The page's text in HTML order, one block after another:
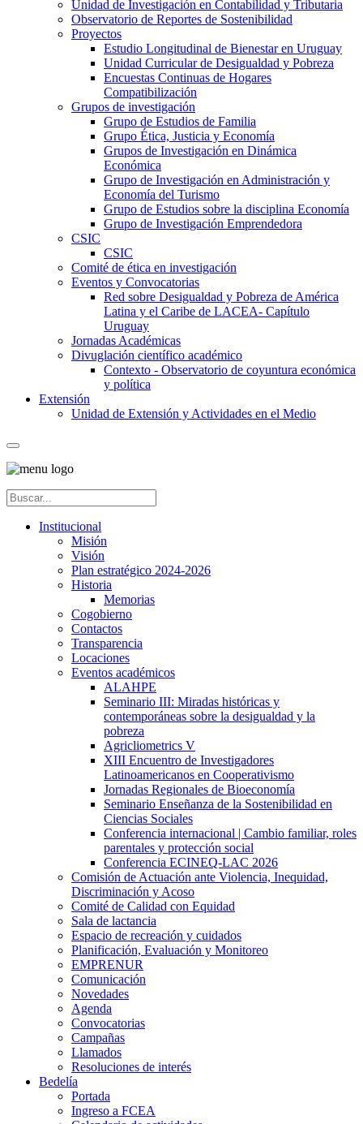
Unidad de Investigación en Contabilidad y Tributaria
Observatorio de Reportes de Sostenibilidad
Proyectos
Estudio Longitudinal de Bienestar en Uruguay
Unidad Curricular de Desigualdad y Pobreza
Encuestas Continuas de Hogares
Compatibilización
Grupos de investigación
Grupo de Estudios de Familia
Grupo Ética, Justicia y Economía
Grupos de Investigación en Dinámica
Económica
Grupo de Investigación en Administración y
Economía del Turismo
Grupo de Estudios sobre la disciplina Economía
Grupo de Investigación Emprendedora
CSIC
CSIC
Comité de ética en investigación
Eventos y Convocatorias
Red sobre Desigualdad y Pobreza de América
Latina y el Caribe de LACEA- Capítulo
Uruguay
Jornadas Académicas
Divuglación científico académico
Contexto - Observatorio de coyuntura económica
y política
Extensión
Unidad de Extensión y Actividades en el Medio
Institucional
Misión
Visión
Plan estratégico 2024-2026
Historia
Memorias
Cogobierno
Contactos
Transparencia
Locaciones
Eventos académicos
ALAHPE
Seminario III: Miradas históricas y
contemporáneas sobre la desigualdad y la
pobreza
Agricliometrics V
XIII Encuentro de Investigadores
Latinoamericanos en Cooperativismo
Jornadas Regionales de Bioeconomía
Seminario Enseñanza de la Sostenibilidad en
Ciencias Sociales
Conferencia internacional | Cambio familiar, roles
parentales y protección social
Conferencia ECINEQ-LAC 2026
Comisión de Actuación ante Violencia, Inequidad,
Discriminación y Acoso
Comité de Calidad con Equidad
Sala de lactancia
Espacio de recreación y cuidados
Planificación, Evaluación y Monitoreo
EMPRENUR
Comunicación
Novedades
Agenda
Convocatorias
Campañas
Llamados
Resoluciones de interés
Bedelía
Portada
Ingreso a FCEA